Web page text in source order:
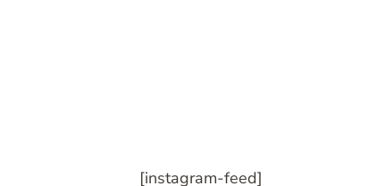
[instagram-feed]